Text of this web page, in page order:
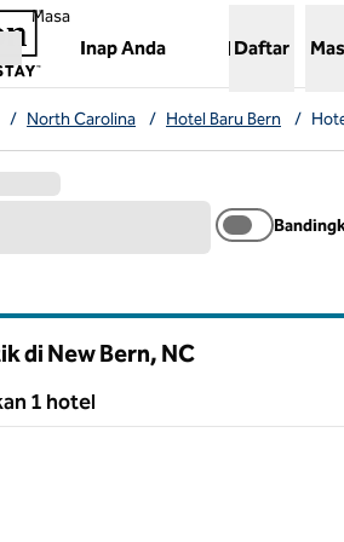
Masa
Inap Anda
,Membuka tab baru
Daftar
/ North Carolina / Hotel Baru Bern /
di New Bern, NC
1 hotel
1 hotel